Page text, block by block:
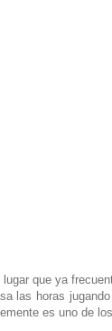
que ya
las horas
es uno de